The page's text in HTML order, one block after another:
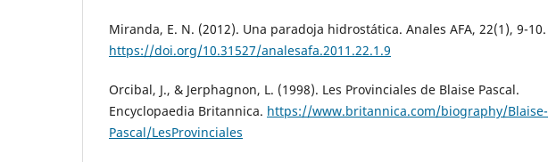
Miranda, E. N. (2012). Una paradoja hidrostática. Anales AFA, 22(1), 9-10.
https://doi.org/10.31527/analesafa.2011.22.1.9
Orcibal, J., & Jerphagnon, L. (1998). Les Provinciales de Blaise Pascal.
Encyclopaedia Britannica. https://www.britannica.com/biography/Blaise-
Pascal/LesProvinciales